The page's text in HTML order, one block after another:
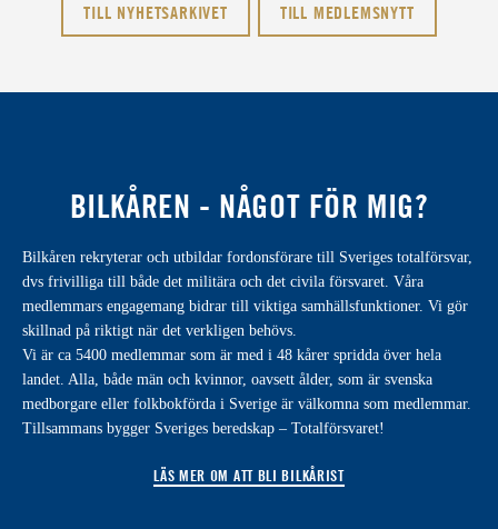
TILL NYHETSARKIVET TILL MEDLEMSNYTT
BILKÅREN - NÅGOT FÖR MIG?
Bilkåren rekryterar och utbildar fordonsförare till Sveriges totalförsvar,
dvs frivilliga till både det militära och det civila försvaret. Våra
medlemmars engagemang bidrar till viktiga samhällsfunktioner. Vi gör
skillnad på riktigt när det verkligen behövs.
Vi är ca 5400 medlemmar som är med i 48 kårer spridda över hela
landet. Alla, både män och kvinnor, oavsett ålder, som är svenska
medborgare eller folkbokförda i Sverige är välkomna som medlemmar.
Tillsammans bygger Sveriges beredskap – Totalförsvaret!
LÄS MER OM ATT BLI BILKÅRIST